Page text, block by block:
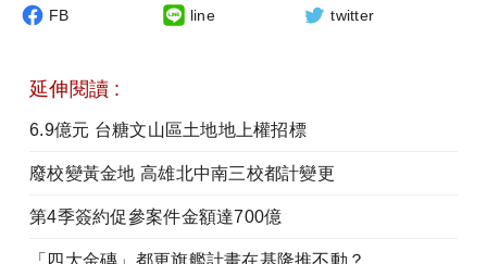
FB line twitter
延伸閱讀 :
6.9億元 台糖文山區土地地上權招標
廢校變黃金地 高雄北中南三校都計變更
第4季簽約促參案件金額達700億
「四大金磚」都更旗艦計畫在基隆推不動？